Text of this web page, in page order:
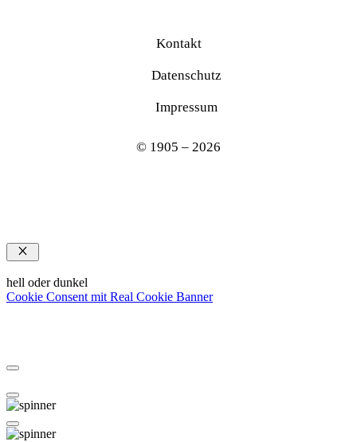
Kontakt
Datenschutz
Impressum
© 1905 – 2026
Schließen
hell oder dunkel
Cookie Consent mit Real Cookie Banner